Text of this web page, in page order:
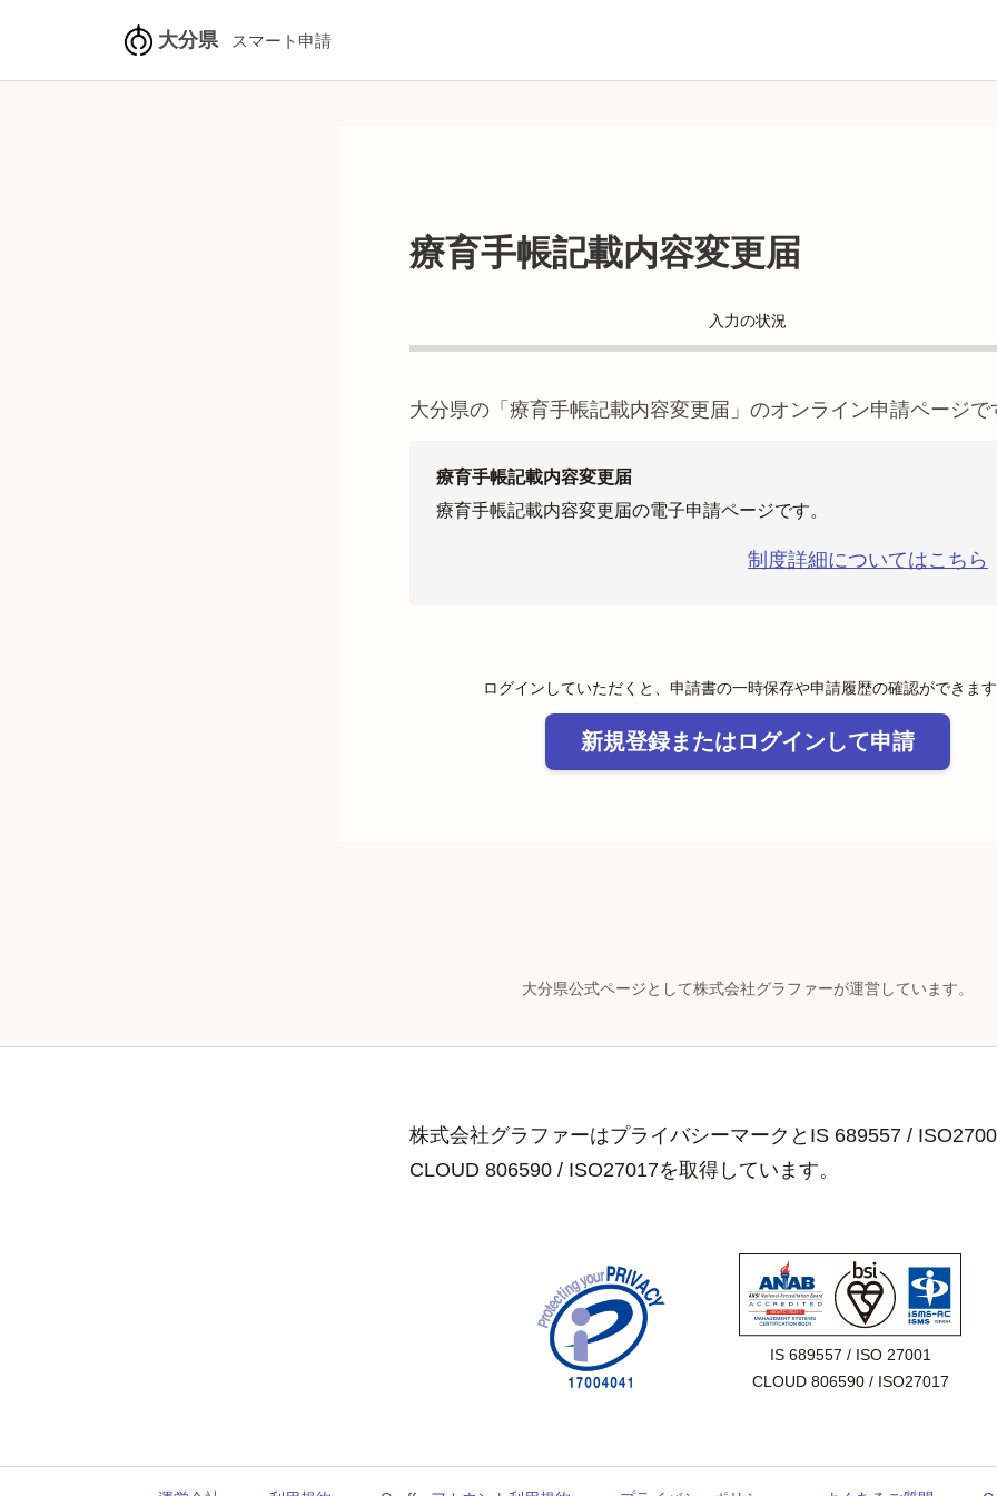
大分県 スマート申請
療育手帳記載内容変更届
入力の状況
大分県の「 療育手帳記載内容変更届 」のオンライン申請ページで
療育手帳記載内容変更届
療育手帳記載内容変更届の電子申請ページです。
制度詳細についてはこちら
ログインしていただくと、申請書の一時保存や申請履歴の確認ができま
新規登録またはログインして申請
大分県公式ページとして株式会社グラファーが運営しています。
株式会社グラファーはプライバシーマークとIS 689557 /
CLOUD 806590 / ISO27017を取得しています。
IS 689557 / ISO 27001
CLOUD 806590 / ISO27017